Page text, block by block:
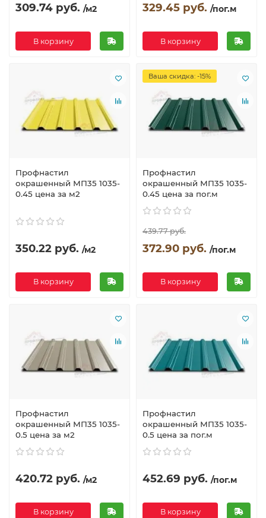
309.74 руб. /м2
В корзину
329.45 руб. /пог.м
В корзину
Профнастил
окрашенный МП35 1035-
0.45 цена за м2
350.22 руб. /м2
В корзину
Ваша скидка: -15%
Профнастил
окрашенный МП35 1035-
0.45 цена за пог.м
439.77 руб.
372.90 руб. /пог.м
В корзину
Профнастил
окрашенный МП35 1035-
0.5 цена за м2
420.72 руб. /м2
В корзину
Профнастил
окрашенный МП35 1035-
0.5 цена за пог.м
452.69 руб. /пог.м
В корзину